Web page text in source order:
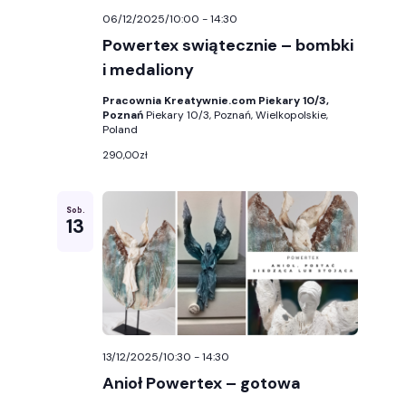
Powertex swiątecznie – bombki
i medaliony
06/12/2025/10:00 -14:30
Pracownia Kreatywnie.com Piekary 10/3,
PoznańPiekary 10/3, Poznań, Wielkopolskie,
Poland
290,00zł
Sob.
13
Anioł Powertex – gotowa
13/12/2025/10:30 -14:30